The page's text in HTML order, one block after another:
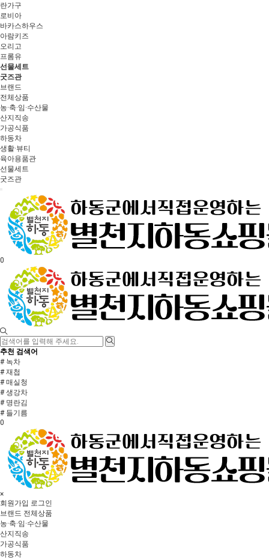
란가구
로비아
바카스하우스
아람키즈
오리고
프롬유
선물세트
굿즈관
브랜드
전체상품
농·축·임·수산물
산지직송
가공식품
하동차
생활·뷰티
육아용품관
선물세트
굿즈관
0
추천 검색어
# 녹차
# 재첩
# 매실청
# 생강차
# 명란김
# 들기름
0
×
회원가입 로그인
브랜드 전체상품
농·축·임·수산물
산지직송
가공식품
하동차